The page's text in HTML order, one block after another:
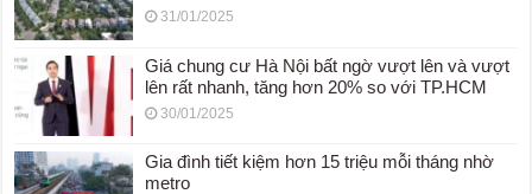
31/01/2025
Giá chung cư Hà Nội bất ngờ vượt lên và vượt
lên rất nhanh, tăng hơn 20% so với TP.HCM
30/01/2025
Gia đình tiết kiệm hơn 15 triệu mỗi tháng nhờ
metro